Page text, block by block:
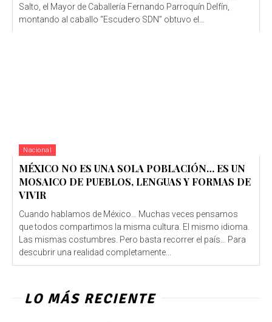
Salto, el Mayor de Caballería Fernando Parroquín Delfín,
montando al caballo “Escudero SDN” obtuvo el...
Nacional
MÉXICO NO ES UNA SOLA POBLACIÓN… ES UN
MOSAICO DE PUEBLOS, LENGUAS Y FORMAS DE
VIVIR
Cuando hablamos de México… Muchas veces pensamos
que todos compartimos la misma cultura. El mismo idioma.
Las mismas costumbres. Pero basta recorrer el país… Para
descubrir una realidad completamente...
LO MÁS RECIENTE